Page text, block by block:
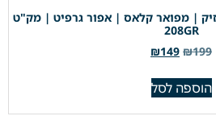
| מפואר קלאס | אפור גרפיט | מק"ט
208GR
₪199
₪149
הוספה לסל